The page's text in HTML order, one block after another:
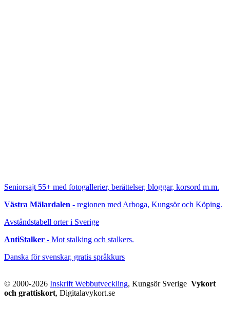
Seniorsajt 55+ med fotogallerier, berättelser, bloggar, korsord m.m.
Västra Mälardalen - regionen med Arboga, Kungsör och Köping.
Avståndstabell orter i Sverige
AntiStalker - Mot stalking och stalkers.
Danska för svenskar, gratis språkkurs
© 2000-2026 Inskrift Webbutveckling, Kungsör Sverige Vykort
och grattiskort, Digitalavykort.se